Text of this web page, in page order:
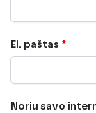
El. paštas *
Noriu savo